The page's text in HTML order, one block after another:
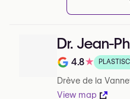
Dr. Jean-
Note de 4.8 sur
4.8★
Drève de la
View map